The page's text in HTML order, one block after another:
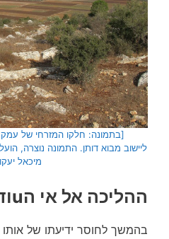
[בתמונה: חלקו המזרחי של
ליישוב מבוא דותן. התמונה נוצרה,
מיכאל
ההליכה אל אי הuודאות
בהמשך לחוסר ידיעתו של